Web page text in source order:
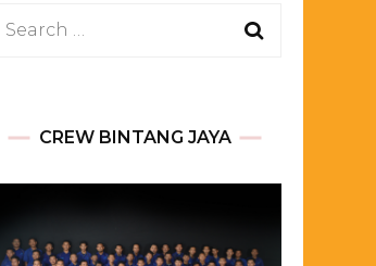
Search
CREW BINTANG JAYA